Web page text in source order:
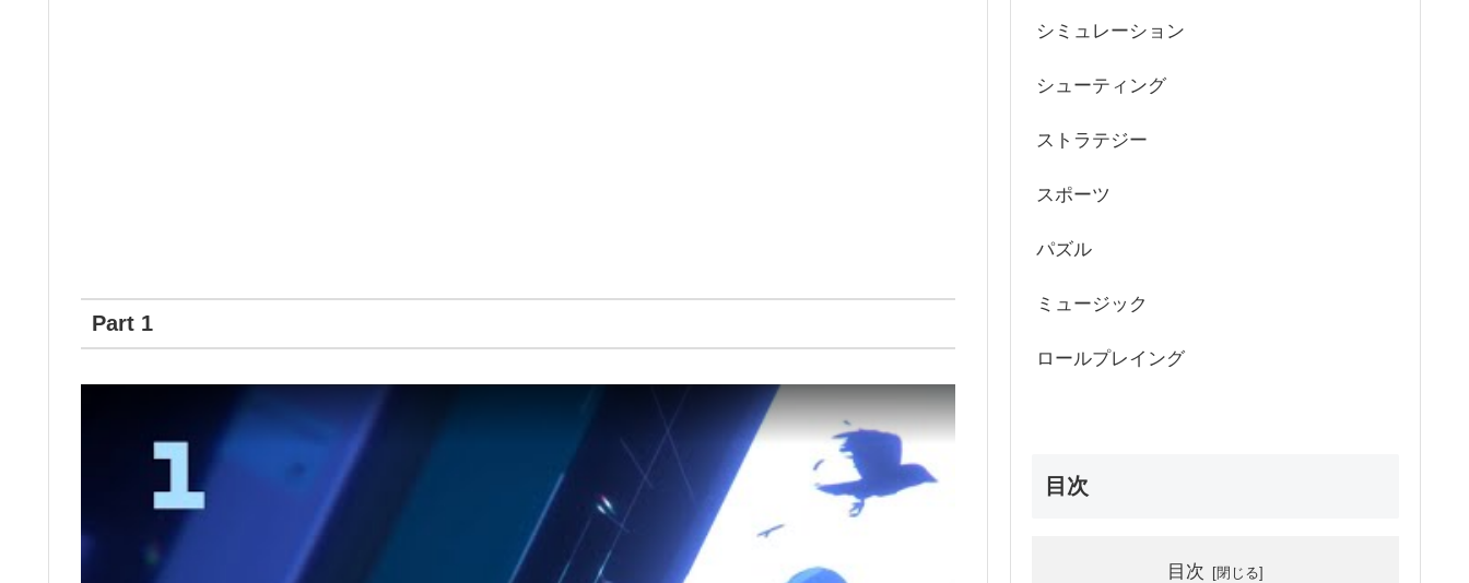
Part 1
シミュレーション
シューティング
ストラテジー
スポーツ
パズル
ミュージック
ロールプレイング
目次
目次